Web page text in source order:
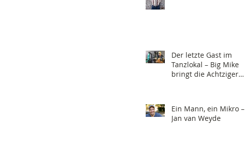
Der letzte Gast im
Tanzlokal – Big Mike
bringt die Achtziger
Ein Mann, ein Mikro –
Jan van Weyde